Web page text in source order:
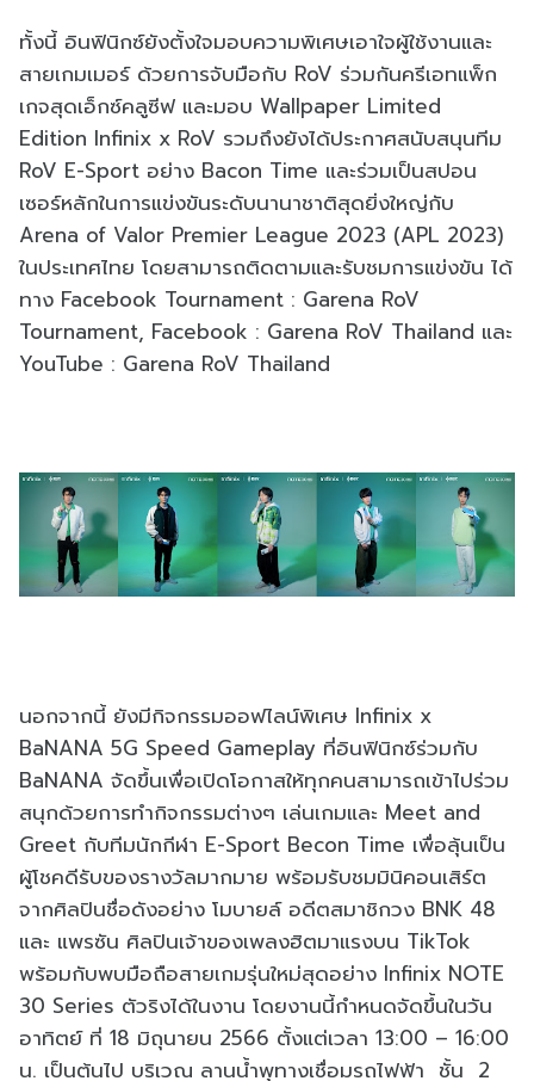
ทั้งนี้ อินฟินิกซ์ยังตั้งใจมอบความพิเศษเอาใจผู้ใช้งานและ
สายเกมเมอร์ ด้วยการจับมือกับ RoV ร่วมกันครีเอทแพ็ก
เกจสุดเอ็กซ์คลูซีฟ และมอบ Wallpaper Limited
Edition Infinix x RoV รวมถึงยังได้ประกาศสนับสนุนทีม
RoV E-Sport อย่าง Bacon Time และร่วมเป็นสปอน
เซอร์หลักในการแข่งขันระดับนานาชาติสุดยิ่งใหญ่กับ
Arena of Valor Premier League 2023 (APL 2023)
ในประเทศไทย โดยสามารถติดตามและรับชมการแข่งขัน ได้
ทาง Facebook Tournament : Garena RoV
Tournament, Facebook : Garena RoV Thailand และ
YouTube : Garena RoV Thailand
นอกจากนี้ ยังมีกิจกรรมออฟไลน์พิเศษ Infinix x
BaNANA 5G Speed Gameplay ที่อินฟินิกซ์ร่วมกับ
BaNANA จัดขึ้นเพื่อเปิดโอกาสให้ทุกคนสามารถเข้าไปร่วม
สนุกด้วยการทำกิจกรรมต่างๆ เล่นเกมและ Meet and
Greet กับทีมนักกีฬา E-Sport Becon Time เพื่อลุ้นเป็น
ผู้โชคดีรับของรางวัลมากมาย พร้อมรับชมมินิคอนเสิร์ต
จากศิลปินชื่อดังอย่าง โมบายล์ อดีตสมาชิกวง BNK 48
และ แพรซัน ศิลปินเจ้าของเพลงฮิตมาแรงบน TikTok
พร้อมกับพบมือถือสายเกมรุ่นใหม่สุดอย่าง Infinix NOTE
30 Series ตัวริงได้ในงาน โดยงานนี้กำหนดจัดขึ้นในวัน
อาทิตย์ ที่ 18 มิถุนายน 2566 ตั้งแต่เวลา 13:00 – 16:00
น. เป็นต้นไป บริเวณ ลานน้ำพุทางเชื่อมรถไฟฟ้า ชั้น 2